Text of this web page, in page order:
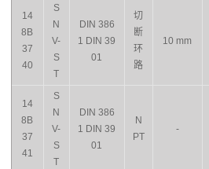
14
8B
37
40
S
N
V-
S
T
DIN 386
1 DIN 39
01
切
断
环
路
10 mm
14
8B
37
41
S
N
V-
S
T
DIN 386
1 DIN 39
01
N
PT
-